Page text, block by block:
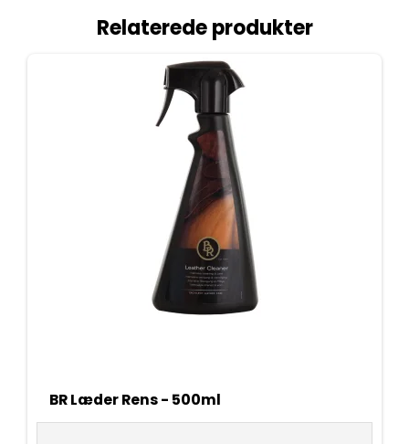
Relaterede produkter
BR Læder Rens - 500ml